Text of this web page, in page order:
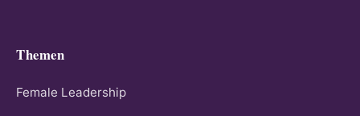
Themen
Female Leadership